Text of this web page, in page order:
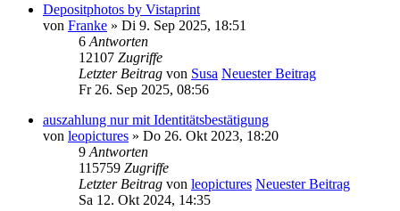
Depositphotos by Vistaprint
von Franke » Di 9. Sep 2025, 18:51
6 Antworten
12107 Zugriffe
Letzter Beitrag von Susa Neuester Beitrag
Fr 26. Sep 2025, 08:56
auszahlung nur mit Identitätsbestätigung
von leopictures » Do 26. Okt 2023, 18:20
9 Antworten
115759 Zugriffe
Letzter Beitrag von leopictures Neuester Beitrag
Sa 12. Okt 2024, 14:35